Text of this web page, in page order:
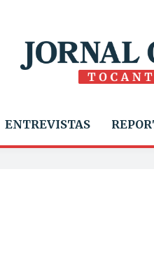
ENTREVISTAS